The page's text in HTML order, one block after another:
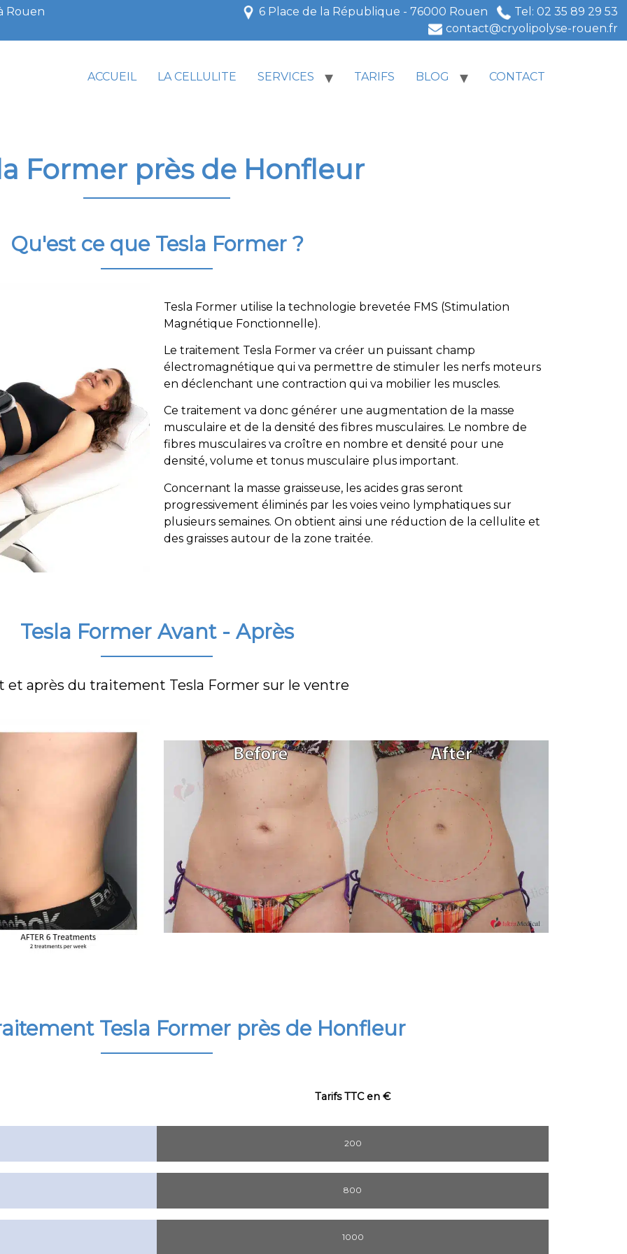
Rouen 6 Place de la République - 76000 Rouen
Tel: 02 35 89 29 53
contact@cryolipolyse-rouen.fr
ACCUEIL LA CELLULITE SERVICES TARIFS BLOG CONTACT
Former près de Honfleur
Qu'est ce que Tesla Former ?
Tesla Former utilise la technologie brevetée FMS (Stimulation
Magnétique Fonctionnelle).
Le traitement Tesla Former va créer un puissant champ
électromagnétique qui va permettre de stimuler les nerfs moteurs
en déclenchant une contraction qui va mobilier les muscles.
Ce traitement va donc générer une augmentation de la masse
musculaire et de la densité des fibres musculaires. Le nombre de
fibres musculaires va croître en nombre et densité pour une
densité, volume et tonus musculaire plus important.
Concernant la masse graisseuse, les acides gras seront
progressivement éliminés par les voies veino lymphatiques sur
plusieurs semaines. On obtient ainsi une réduction de la cellulite et
des graisses autour de la zone traitée.
Tesla Former Avant - Après
et après du traitement Tesla Former sur le ventre
Tesla Former près de Honfleur
Tarifs TTC en €
200
800
1000